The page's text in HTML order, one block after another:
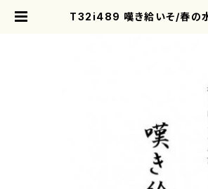
T32i489 嘆き給いそ/春の水